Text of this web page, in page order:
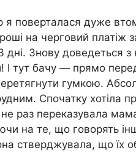
я поверталася дуже
на черговий платіж
дні. Знову доведеться
І тут бачу — прямо
гумкою.
Спочатку хотіла
не раз переказувала
на те, що говорять
стверджувала, що їх